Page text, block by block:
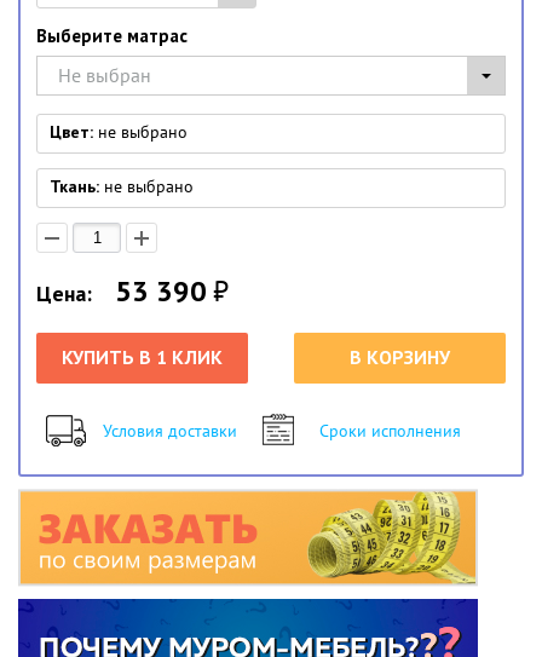
Выберите матрас
Не выбран
Цвет: не выбрано
Ткань: не выбрано
Цена: 53 390₽
КУПИТЬ В 1 КЛИК В КОРЗИНУ
Условия доставки Сроки исполнения